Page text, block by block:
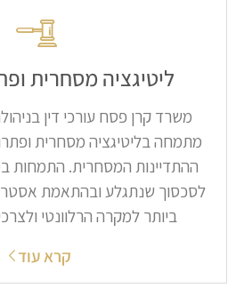
ליטיגציה מסחרית
משרד קרן פסח עורכי דין
מתמחה בליטיגציה מסחרית
ההתדיינות המסחרית. התמחות
לסכסוך שנתגלע ובהתאמת
ביותר למקרה הרלוונטי
קרא עוד